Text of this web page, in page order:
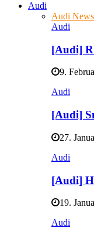
Audi
Audi
Audi
[Audi]
9.
Audi
[Audi]
27.
Audi
[Audi]
19.
Audi